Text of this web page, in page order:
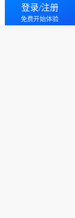
登录/注册
免费开始体验